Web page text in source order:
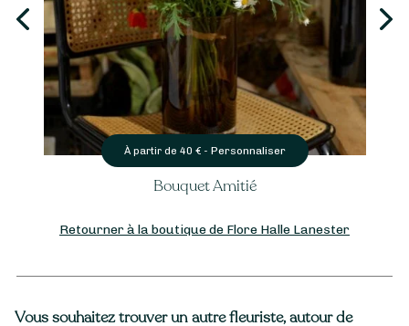
À partir de 40 € - Personnaliser
Bouquet Amitié
Retourner à la boutique de Flore Halle Lanester
Vous souhaitez trouver un autre fleuriste, autour de